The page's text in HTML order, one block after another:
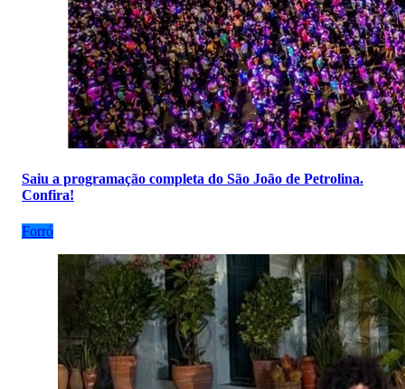
Saiu a programação completa do São João de Petrolina.
Confira!
Forró